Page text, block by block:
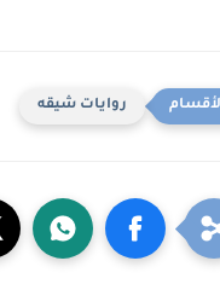
روايات شيقه